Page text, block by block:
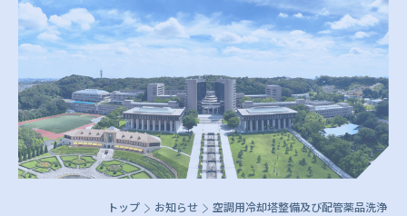
トップ お知らせ 空調用冷却塔整備及び配管薬品洗浄